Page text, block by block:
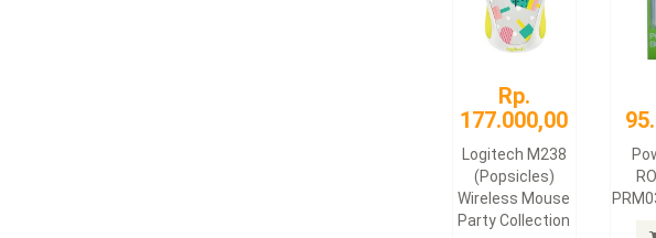
Rp.
177.000,00
Logitech M238
(Popsicles)
Wireless Mouse
Party Collection